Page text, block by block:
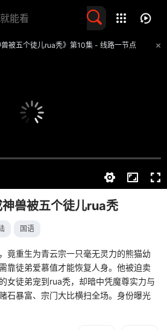
被五个徒儿rua秃》第10集 - 线路一节点
兽被五个徒儿rua秃
国语
竟重生为青云宗一只毫无灵力的熊猫幼
靠徒弟爱慕值才能恢复人身。他被迫卖
女徒弟宠到rua秃，却暗中凭魔尊实力与
石暴富、宗门大比横扫全场。身份曝光